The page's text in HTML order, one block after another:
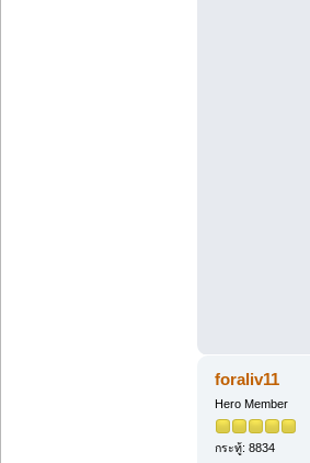
foraliv11
Hero Member
กระทู้: 8834